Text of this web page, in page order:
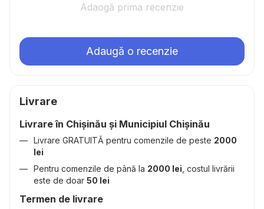
Adaogă prima recenzie
Adaugă o recenzie
Livrare
Livrare în Chișinău și Municipiul Chișinău
Livrare GRATUITĂ pentru comenzile de peste 2000
lei
Pentru comenzile de până la 2000 lei , costul livrării
este de doar 50 lei
Termen de livrare